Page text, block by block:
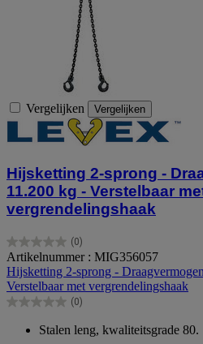
Vergelijken Vergelijken
Hijsketting 2-sprong -
11.200 kg - Verstelbaar
vergrendelingshaak
(0)
0.0
van
de
5
sterren.
Artikelnummer : MIG356057
Hijsketting 2-sprong -
Verstelbaar met vergrendelingshaak
(0)
0.0
Stalen leng, kwaliteitsgrade 80.